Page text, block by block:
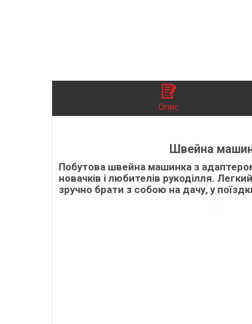
Опис
Швейна
Побутова швейна машинка з
новачків і любителів рукоділля.
зручно брати з собою на дачу, у